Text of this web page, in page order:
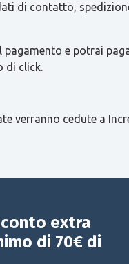
di contatto,
e potrai
di click.
verranno cedute a
extra
di 70€ di